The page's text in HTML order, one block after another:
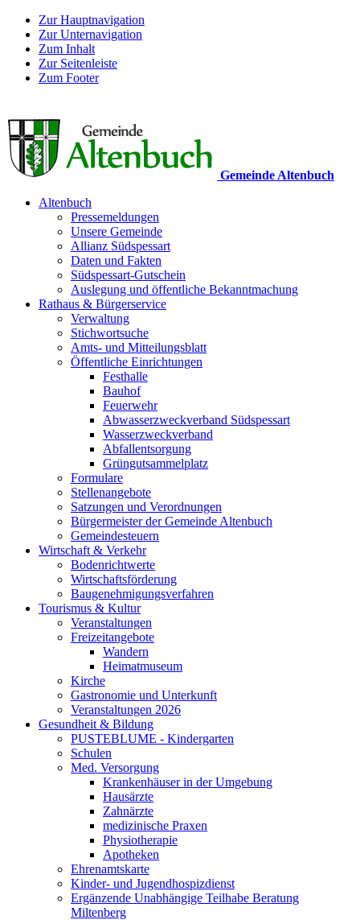
Zur Hauptnavigation
Zur Unternavigation
Zum Inhalt
Zur Seitenleiste
Zum Footer
Gemeinde Altenbuch
Altenbuch
Pressemeldungen
Unsere Gemeinde
Allianz Südspessart
Daten und Fakten
Südspessart-Gutschein
Auslegung und öffentliche Bekanntmachung
Rathaus & Bürgerservice
Verwaltung
Stichwortsuche
Amts- und Mitteilungsblatt
Öffentliche Einrichtungen
Festhalle
Bauhof
Feuerwehr
Abwasserzweckverband Südspessart
Wasserzweckverband
Abfallentsorgung
Grüngutsammelplatz
Formulare
Stellenangebote
Satzungen und Verordnungen
Bürgermeister der Gemeinde Altenbuch
Gemeindesteuern
Wirtschaft & Verkehr
Bodenrichtwerte
Wirtschaftsförderung
Baugenehmigungsverfahren
Tourismus & Kultur
Veranstaltungen
Freizeitangebote
Wandern
Heimatmuseum
Kirche
Gastronomie und Unterkunft
Veranstaltungen 2026
Gesundheit & Bildung
PUSTEBLUME - Kindergarten
Schulen
Med. Versorgung
Krankenhäuser in der Umgebung
Hausärzte
Zahnärzte
medizinische Praxen
Physiotherapie
Apotheken
Ehrenamtskarte
Kinder- und Jugendhospizdienst
Ergänzende Unabhängige Teilhabe Beratung
Miltenberg